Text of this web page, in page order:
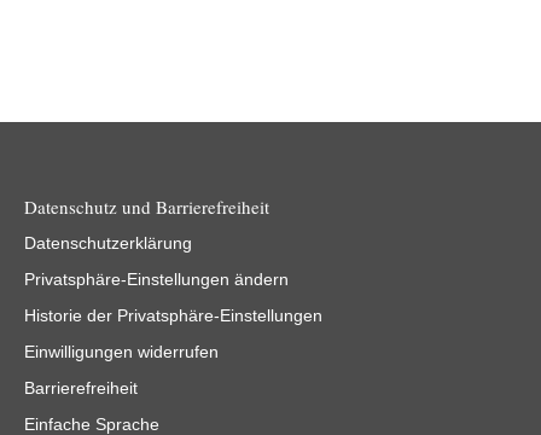
Datenschutz und Barrierefreiheit
Datenschutzerklärung
Privatsphäre-Einstellungen ändern
Historie der Privatsphäre-Einstellungen
Einwilligungen widerrufen
Barrierefreiheit
Einfache Sprache